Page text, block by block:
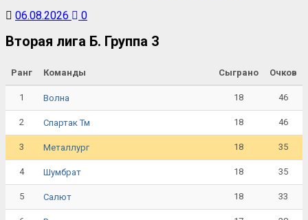
06.08.2026 0
Вторая лига Б. Группа 3
Ранг Команды Сыграно Очков
1 Волна 18 46
2 Спартак Тм 18 46
3 Металлург 18 35
4 Шумбрат 18 35
5 Салют 18 33